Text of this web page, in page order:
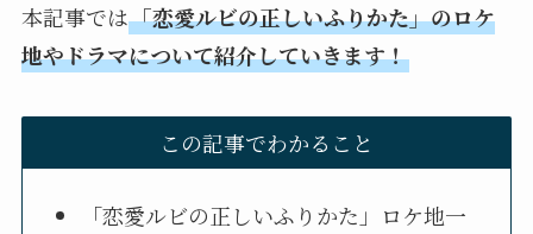
本記事では「恋愛ルビの正しいふりかた」のロケ
地やドラマについて紹介していきます！
この記事でわかること
「恋愛ルビの正しいふりかた」ロケ地一